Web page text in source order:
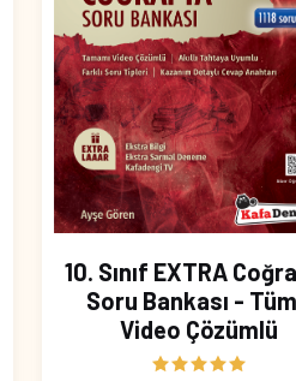
10. Sınıf EXTRA
Soru Bankası -
Video Çözümlü